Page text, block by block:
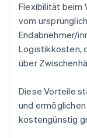
Flexibilität beim
vom
Endabnehmer/
Logistikkosten,
über
Diese Vorteile
und
kostengünstig